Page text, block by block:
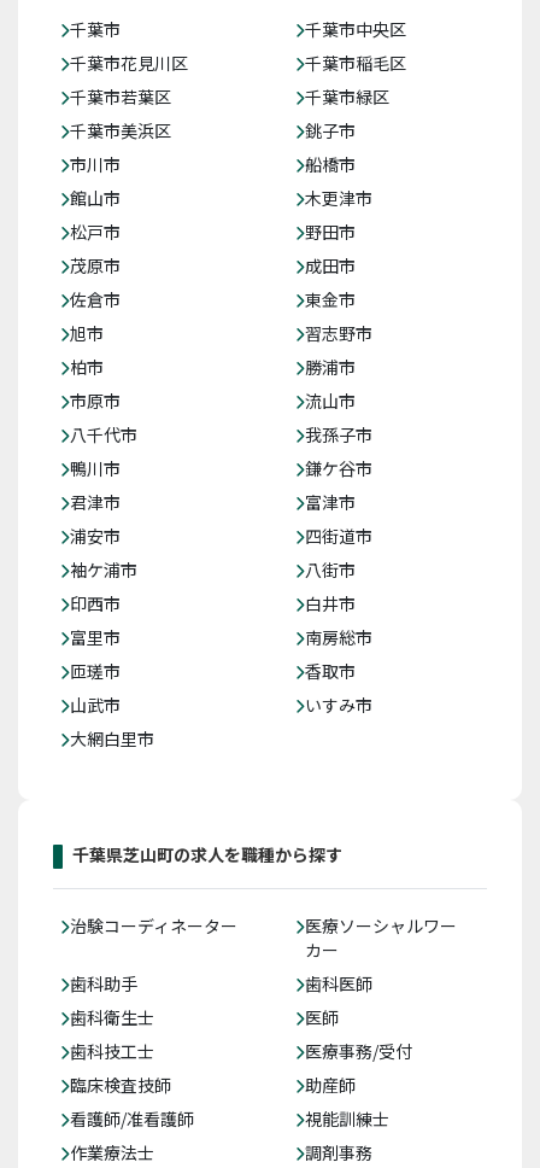
千葉市
千葉市中央区
千葉市花見川区
千葉市稲毛区
千葉市若葉区
千葉市緑区
千葉市美浜区
銚子市
市川市
船橋市
館山市
木更津市
松戸市
野田市
茂原市
成田市
佐倉市
東金市
旭市
習志野市
柏市
勝浦市
市原市
流山市
八千代市
我孫子市
鴨川市
鎌ケ谷市
君津市
富津市
浦安市
四街道市
袖ケ浦市
八街市
印西市
白井市
富里市
南房総市
匝瑳市
香取市
山武市
いすみ市
大網白里市
千葉県芝山町の求人を職種から探す
治験コーディネーター
医療ソーシャルワー
カー
歯科助手
歯科医師
歯科衛生士
医師
歯科技工士
医療事務/受付
臨床検査技師
助産師
看護師/准看護師
視能訓練士
作業療法士
調剤事務